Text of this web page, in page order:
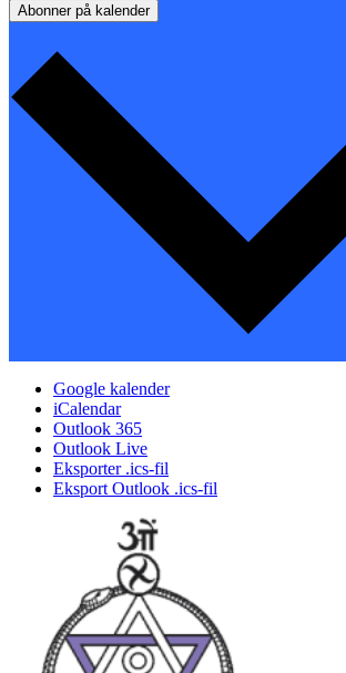
Abonner på kalender
Google kalender
iCalendar
Outlook 365
Outlook Live
Eksporter .ics-fil
Eksport Outlook .ics-fil